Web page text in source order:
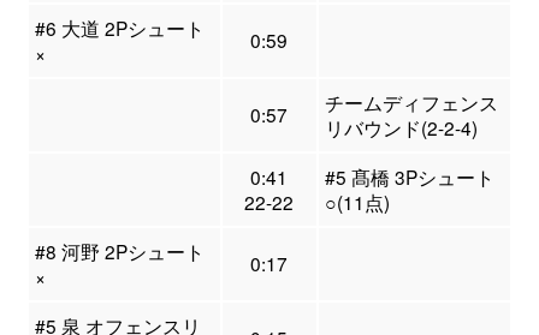
#6 大道 2Pシュート
×
0:59
0:57
チームディフェンス
リバウンド(2-2-4)
0:41
22-22
#5 髙橋 3Pシュート
○(11点)
#8 河野 2Pシュート
×
0:17
#5 泉 オフェンスリ